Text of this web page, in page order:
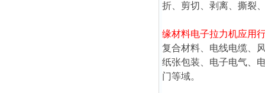
折、剪切、剥离、撕裂
缘材料电子拉力机应用
复合材料、电线电缆、
纸张包装、电子电气、
门等域。